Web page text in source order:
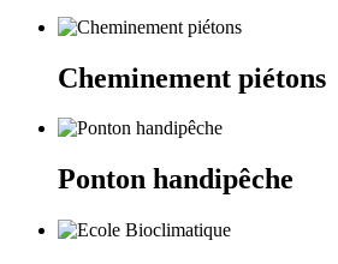
Cheminement piétons
Ponton handipêche